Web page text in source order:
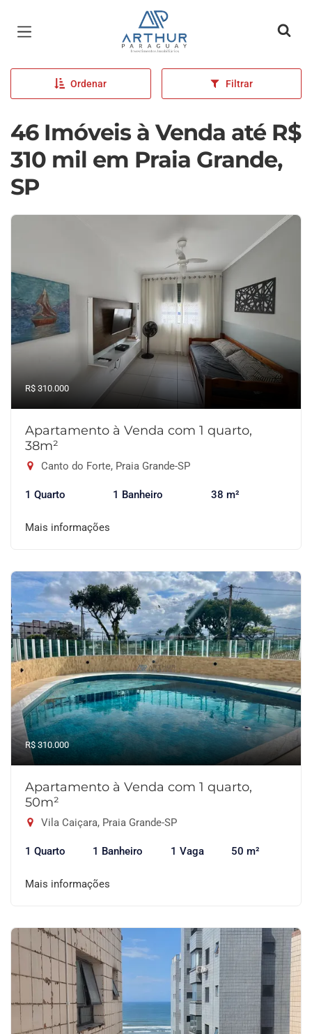
Página inicial
Ordenar Filtrar
46 Imóveis à Venda até R$
310 mil em Praia Grande,
SP
R$ 310.000
Apartamento à Venda com 1 quarto,
38m²
Canto do Forte, Praia Grande-SP
1 Quarto 1 Banheiro 38 m²
Mais informações
R$ 310.000
Apartamento à Venda com 1 quarto,
50m²
Vila Caiçara, Praia Grande-SP
1 Quarto 1 Banheiro 1 Vaga 50 m²
Mais informações